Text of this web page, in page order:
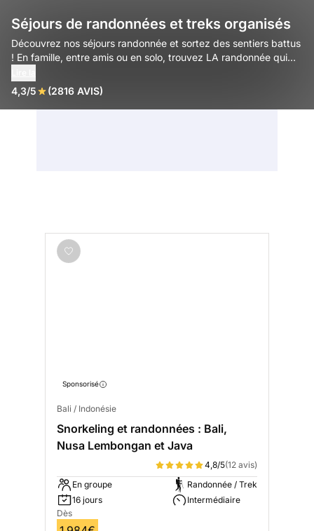
Séjours de randonnées et treks organisés
Découvrez nos séjours randonnée et sortez des sentiers battus
! En famille, entre amis ou en solo, trouvez LA randonnée qui
4,3/5 (2816 AVIS)
Sponsorisé
Bali / Indonésie
Snorkeling et randonnées : Bali,
Nusa Lembongan et Java
4,8/5(12 avis)
En groupe
16 jours
Randonnée / Trek
Intermédiaire
Dès